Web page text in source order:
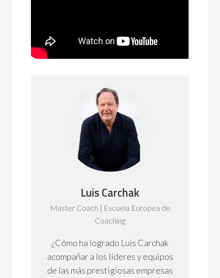
Luis Carchak
Master Coach | Escuela Europea de
Coaching
¿Cómo ha logrado Luis Carchak
acompañar a los líderes y equipos
de las más prestigiosas empresas